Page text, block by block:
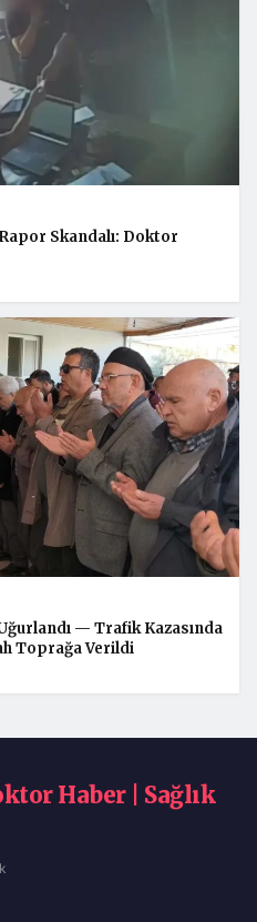
Skandalı: Doktor
— Trafik Kazasında
Toprağa Verildi
Haber | Sağlık